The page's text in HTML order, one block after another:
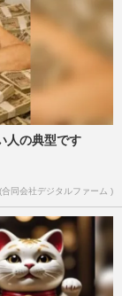
人の典型です
合同会社デジタルファーム )